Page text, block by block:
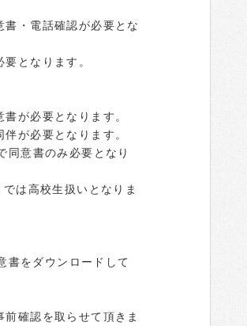
・電話確認が必要とな
となります。
が必要となります。
が必要となります。
意書のみ必要となり
は高校生扱いとなりま
をダウンロードして
確認を取らせて頂きま